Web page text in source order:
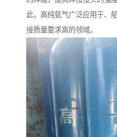
此，高纯氩气广泛应用于、
接质量要求高的领域。